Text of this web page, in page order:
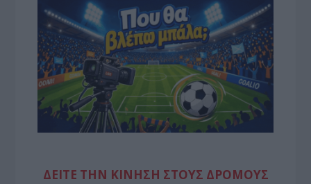
ΔΕΙΤΕ ΤΗΝ ΚΙΝΗΣΗ ΣΤΟΥΣ ΔΡΌΜΟΥΣ